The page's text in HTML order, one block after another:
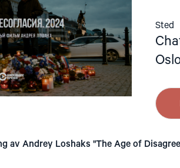
Sted
av Andrey Loshaks "The Age of